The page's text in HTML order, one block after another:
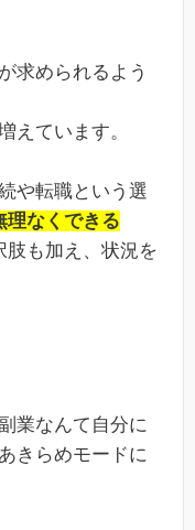
求められるよう
えています。
や転職という選
理なくできる
肢も加え、状況を
業なんて自分に
きらめモードに